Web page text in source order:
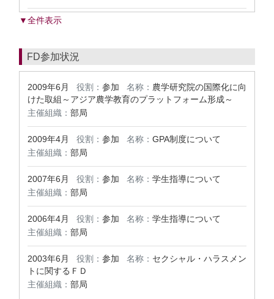
▼全件表示
FD参加状況
2009年6月 役割： 参加 名称： 農学研究院の国際化に向
けた取組～アジア農学教育のプラットフォーム形成～
主催組織： 部局
2009年4月 役割： 参加 名称： GPA制度について
主催組織： 部局
2007年6月 役割： 参加 名称： 学生指導について
主催組織： 部局
2006年4月 役割： 参加 名称： 学生指導について
主催組織： 部局
2003年6月 役割： 参加 名称： セクシャル・ハラスメン
トに関するＦＤ
主催組織： 部局